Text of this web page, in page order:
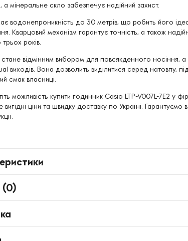
а мінеральне скло забезпечує надійний захист.
водонепроникність до 30 метрів, що робить його
Кварцовий механізм гарантує точність, а також
років.
відмінним вибором для повсякденного носіння,
виходів. Вона дозволить виділитися серед натовпу,
смак власниці.
можливість купити годинник Casio LTP-V007L-7E2 у
вигідні ціни та швидку доставку по Україні. Гарантуємо
(0)